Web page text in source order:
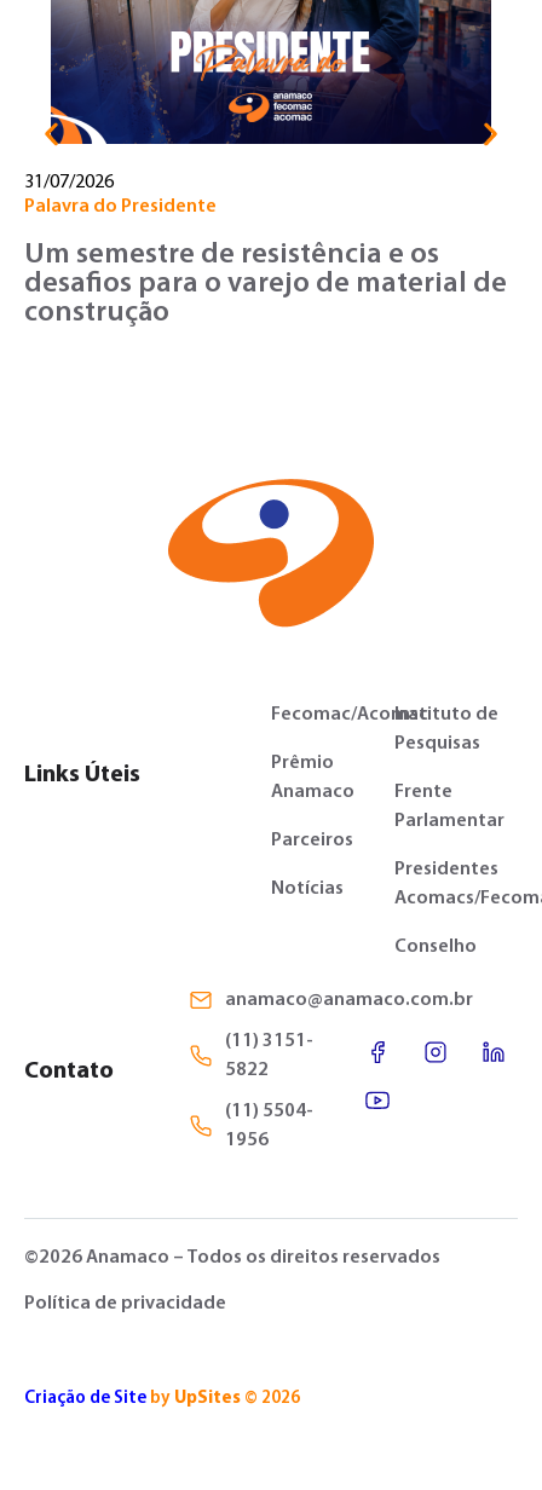
31/07/2026
Palavra do Presidente
Um semestre de resistência e os
desafios para o varejo de material de
construção
Links Úteis
Fecomac/Acomac
Prêmio
Anamaco
Parceiros
Notícias
Instituto de
Pesquisas
Frente
Parlamentar
Presidentes
Acomacs/
Conselho
Contato
anamaco@anamaco.com.br
(11) 3151-
5822
(11) 5504-
1956
©2026 Anamaco – Todos os direitos reservados
Política de privacidade
Criação de Site by UpSites © 2026